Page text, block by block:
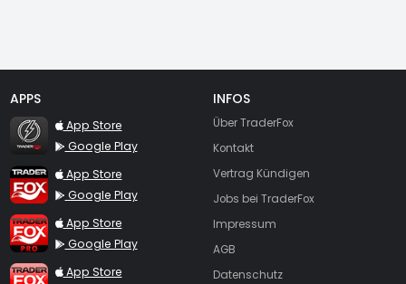
APPS
TraderFox Flash
App Store
Google Play
TraderFox App
App Store
Google Play
TraderFox Pro
App Store
Google Play
TraderFox dpa-AFX ProFeed
App Store
INFOS
Über TraderFox
Kontakt
Vertrag Kündigen
Jobs bei TraderFox
Impressum
AGB
Datenschutz